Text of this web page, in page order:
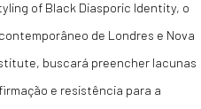
of Black Diasporic Identity, o
de Londres e Nova
buscará preencher lacunas
e resistência para a